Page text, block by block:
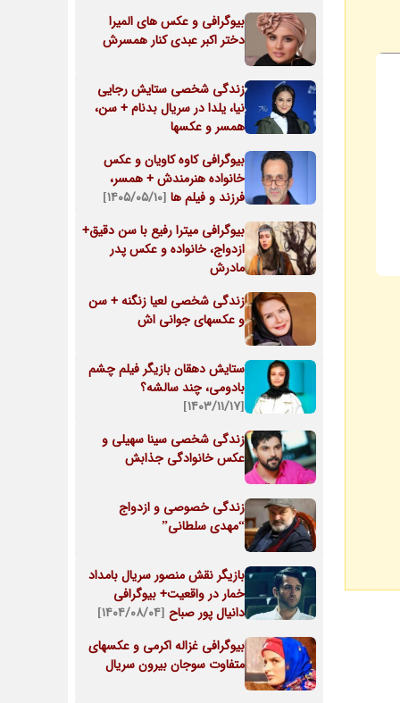
بیوگرافی و عکس های المیرا
دختر اکبر عبدی کنار همسرش
زندگی شخصی ستایش رجایی
نیا، یلدا در سریال بدنام + سن،
همسر و عکسها
بیوگرافی کاوه کاویان و عکس
خانواده هنرمندش + همسر،
فرزند و فیلم ها [۱۴۰۵/۰۵/۱۰]
بیوگرافی میترا رفیع با سن دقیق+
ازدواج، خانواده و عکس پدر
مادرش
زندگی شخصی لعیا زنگنه + سن
و عکسهای جوانی اش
ستایش دهقان بازیگر فیلم چشم
بادومی، چند سالشه؟
[۱۴۰۳/۱۱/۱۷]
زندگی شخصی سینا سهیلی و
عکس خانوادگی جذابش
زندگی خصوصی و ازدواج
“مهدی سلطانی”
بازیگر نقش منصور سریال بامداد
خمار در واقعیت+ بیوگرافی
دانیال پور صباح [۱۴۰۴/۰۸/۰۴]
بیوگرافی غزاله اکرمی و عکسهای
متفاوت سوجان بیرون سریال